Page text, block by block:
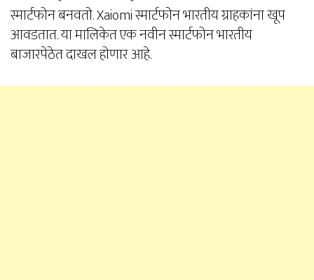
स्मार्टफोन बनवतो. Xaiomi स्मार्टफोन भारतीय ग्राहकांना खूप
आवडतात. या मालिकेत एक नवीन स्मार्टफोन भारतीय
बाजारपेठेत दाखल होणार आहे.